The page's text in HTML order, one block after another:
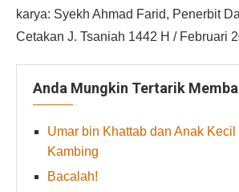
karya: Syekh Ahmad Farid, Penerbit
Cetakan J. Tsaniah 1442 H / Februari
Anda Mungkin Tertarik
Umar bin Khattab dan Anak
Kambing
Bacalah!